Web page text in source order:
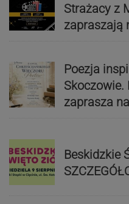
Strażacy z
zapraszają
Poezja
Skoczowie.
zaprasza
Beskidzkie